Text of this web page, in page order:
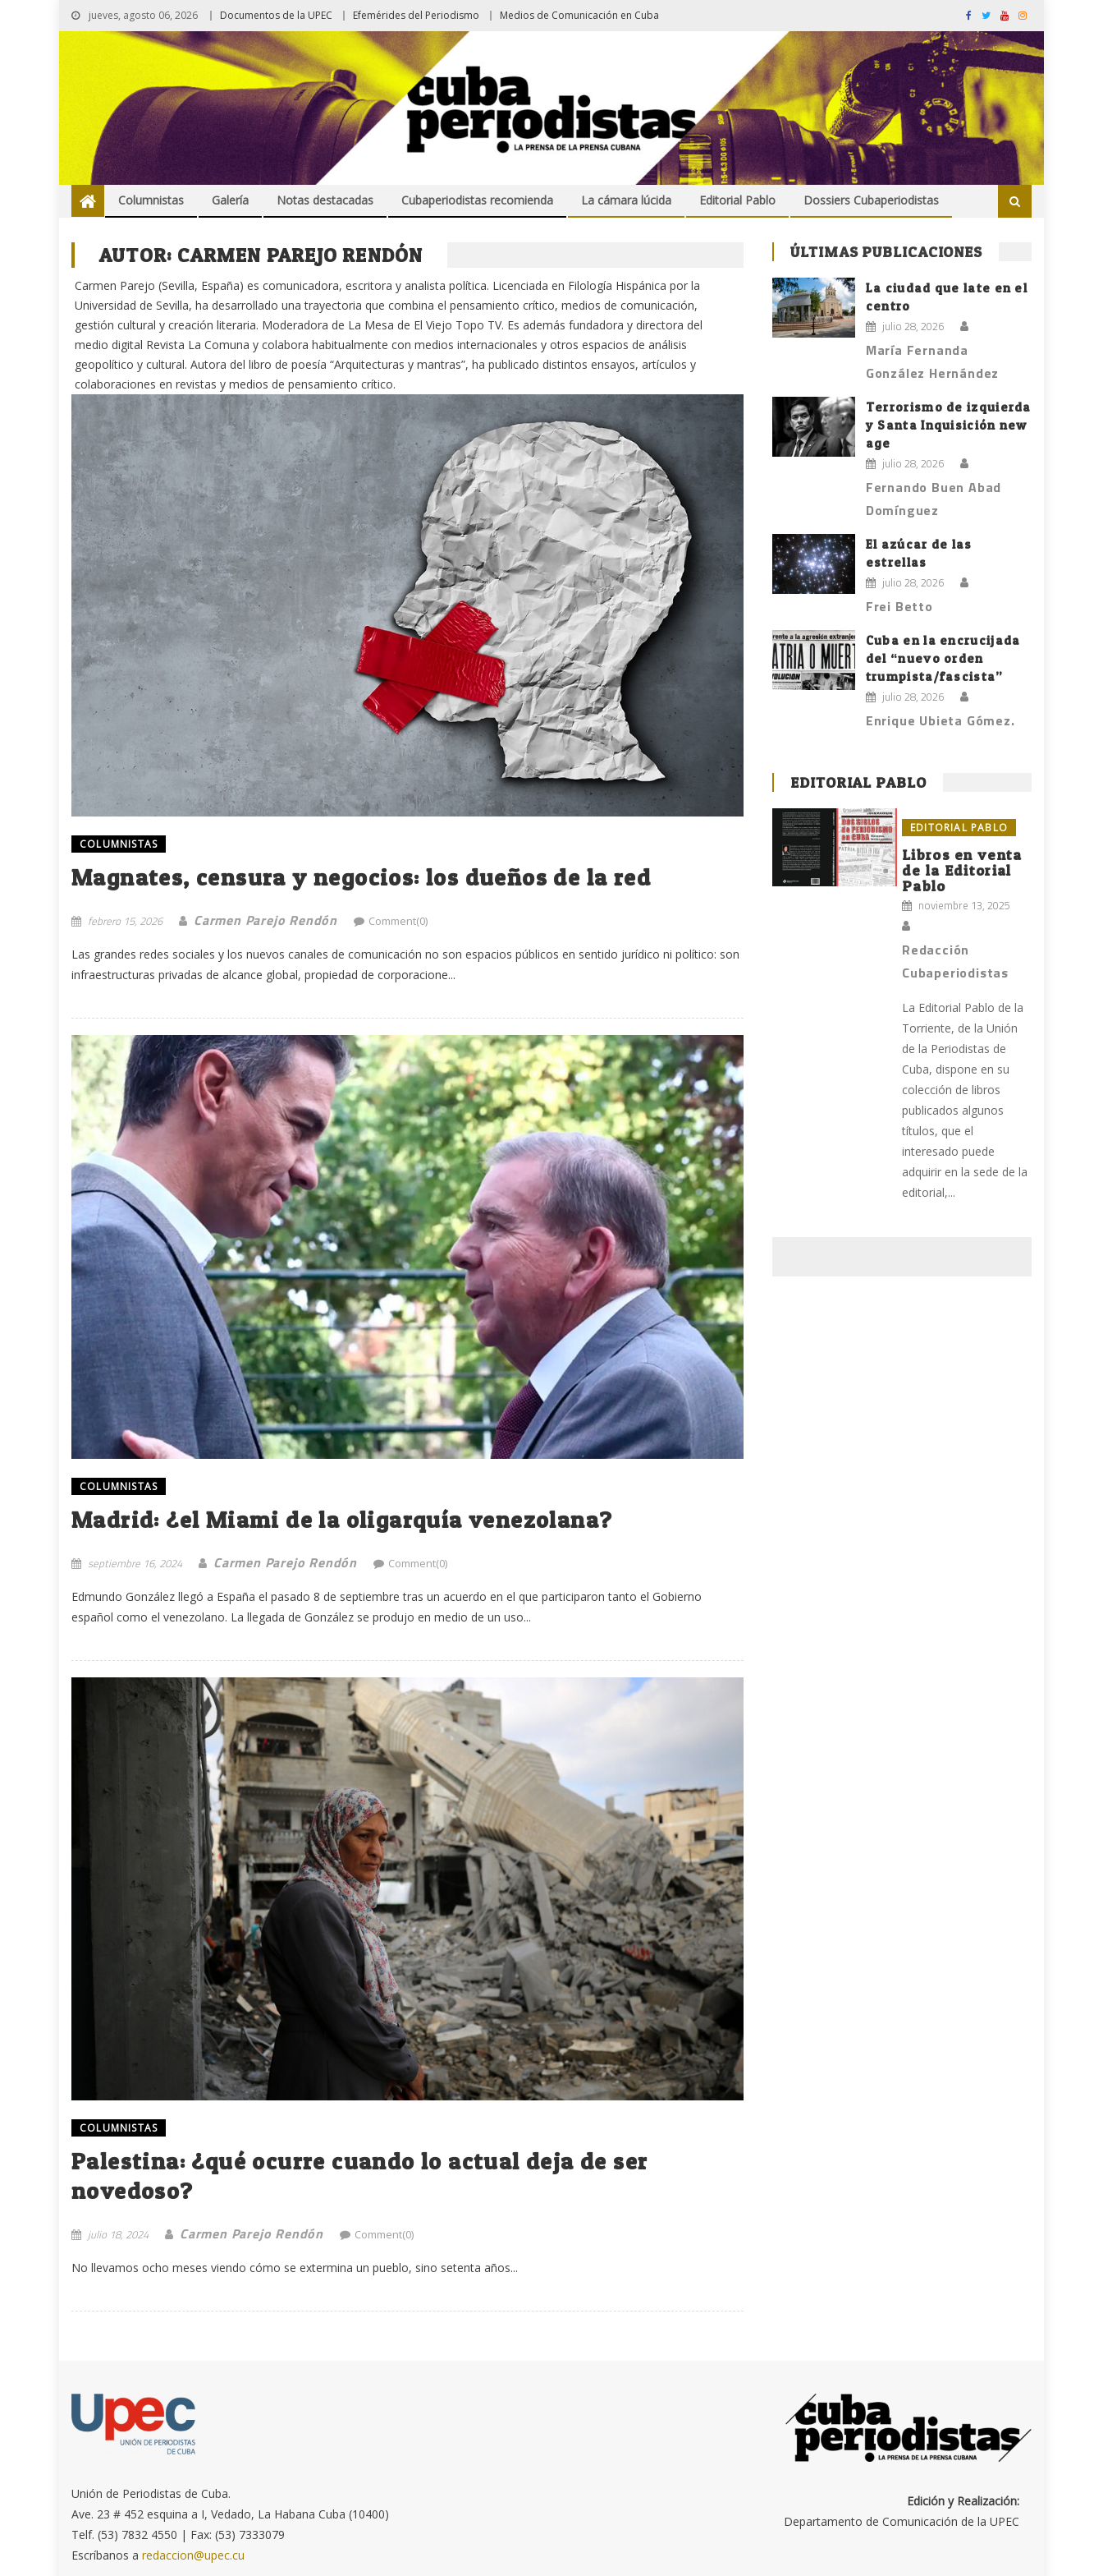
jueves, agosto 06, 2026 Documentos de la UPEC Efemérides del Periodismo Medios de Comunicación en Cuba
Columnistas Galería Notas destacadas Cubaperiodistas recomienda La cámara lúcida Editorial Pablo Dossiers Cubaperiodistas
AUTOR: CARMEN PAREJO RENDÓN
Carmen Parejo (Sevilla, España) es comunicadora, escritora y analista política. Licenciada en Filología Hispánica por la
Universidad de Sevilla, ha desarrollado una trayectoria que combina el pensamiento crítico, medios de comunicación,
gestión cultural y creación literaria. Moderadora de La Mesa de El Viejo Topo TV. Es además fundadora y directora del
medio digital Revista La Comuna y colabora habitualmente con medios internacionales y otros espacios de análisis
geopolítico y cultural. Autora del libro de poesía “Arquitecturas y mantras”, ha publicado distintos ensayos, artículos y
colaboraciones en revistas y medios de pensamiento crítico.
COLUMNISTAS
Magnates, censura y negocios: los dueños de la red
febrero 15, 2026 Carmen Parejo Rendón Comment(0)
Las grandes redes sociales y los nuevos canales de comunicación no son espacios públicos en sentido jurídico ni político: son
infraestructuras privadas de alcance global, propiedad de corporacione...
COLUMNISTAS
Madrid: ¿el Miami de la oligarquía venezolana?
septiembre 16, 2024 Carmen Parejo Rendón Comment(0)
Edmundo González llegó a España el pasado 8 de septiembre tras un acuerdo en el que participaron tanto el Gobierno
español como el venezolano. La llegada de González se produjo en medio de un uso...
COLUMNISTAS
Palestina: ¿qué ocurre cuando lo actual deja de ser
novedoso?
julio 18, 2024 Carmen Parejo Rendón Comment(0)
No llevamos ocho meses viendo cómo se extermina un pueblo, sino setenta años...
ÚLTIMAS PUBLICACIONES
La ciudad que late en el
centro
julio 28, 2026
María Fernanda
González Hernández
Terrorismo de izquierda
y Santa Inquisición new
age
julio 28, 2026
Fernando Buen Abad
Domínguez
El azúcar de las
estrellas
julio 28, 2026
Frei Betto
Cuba en la encrucijada
del “nuevo orden
trumpista/fascista”
julio 28, 2026
Enrique Ubieta Gómez.
EDITORIAL PABLO
EDITORIAL PABLO
Libros en venta
de la Editorial
Pablo
noviembre 13, 2025
Redacción
Cubaperiodistas
La Editorial Pablo de la
Torriente, de la Unión
de la Periodistas de
Cuba, dispone en su
colección de libros
publicados algunos
títulos, que el
interesado puede
adquirir en la sede de la
editorial,...
Unión de Periodistas de Cuba.
Ave. 23 # 452 esquina a I, Vedado, La Habana Cuba (10400)
Telf. (53) 7832 4550 | Fax: (53) 7333079
Escríbanos aredaccion@upec.cu
Edición y Realización:
Departamento de Comunicación de la UPEC